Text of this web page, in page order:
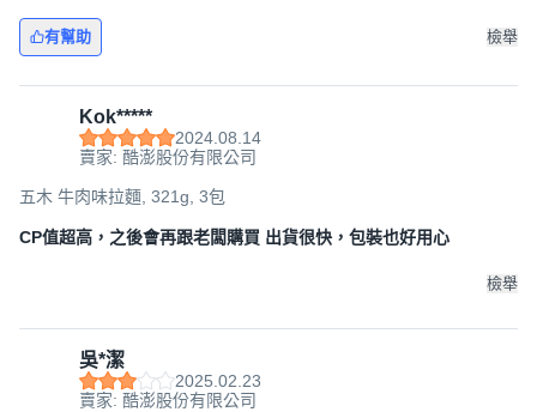
有幫助 檢舉
Kok*****
2024.08.14
賣家: 酷澎股份有限公司
五木 牛肉味拉麵, 321g, 3包
CP值超高，之後會再跟老闆購買 出貨很快，包裝也好用心
檢舉
吳*潔
2025.02.23
賣家: 酷澎股份有限公司